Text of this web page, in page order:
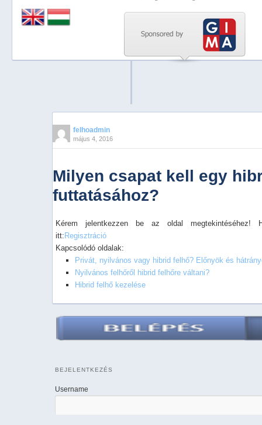
felhoadmin
május 4, 2016
Milyen csapat kell egy
futtatásához?
Kérem jelentkezzen be az oldal megtekintéséhez!
itt: Regisztráció
Kapcsolódó oldalak:
Privát, nyilvános vagy hibrid felhő? Előnyök és
Nyilvános felhőről hibrid felhőre váltani?
Hibrid felhő kezelése
BEJELENTKEZÉS
Username